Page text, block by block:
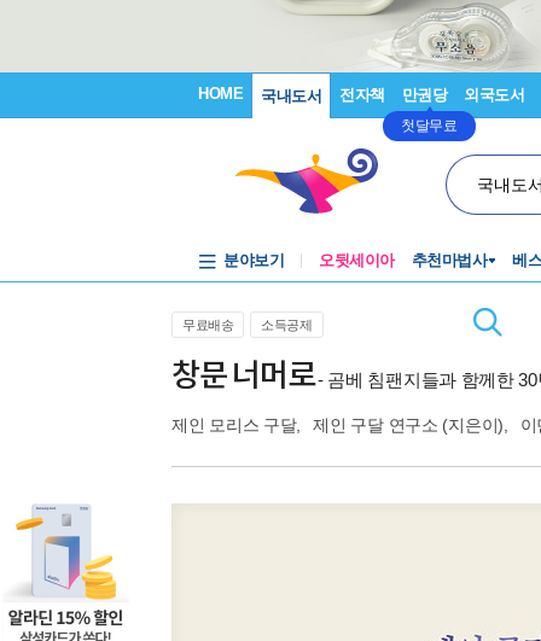
HOME 국내도서 전자책 만권당
첫달무료
외국도서
국내도
분야보기 오뒷세이아 추천마법사 베
무료배송 소득공제
창문 너머로- 곰베 침팬지들과 함께한 30
제인 모리스 구달, 제인 구달 연구소 (지은이), 이